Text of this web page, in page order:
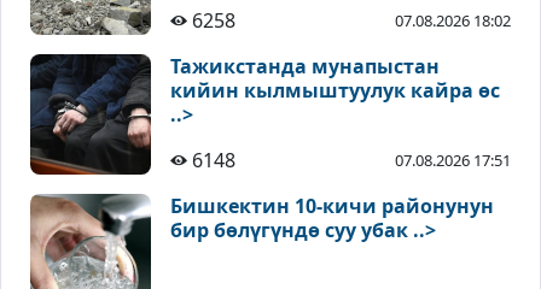
6258 07.08.2026 18:02
Тажикстанда мунапыстан
кийин кылмыштуулук кайра өс
..>
6148
07.08.2026 17:51
Бишкектин 10-кичи районунун
бир бөлүгүндө суу убак ..>